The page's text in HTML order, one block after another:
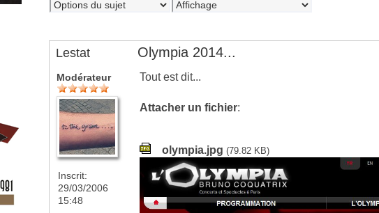
Lestat Olympia 2014...
Modérateur
Inscrit:
29/03/2006
15:48
Tout est dit...
Attacher un fichier:
olympia.jpg (79.82 KB)